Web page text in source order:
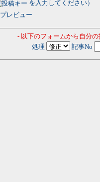
を入力してください）
プレビュー
- 以下のフォームから自分
処理
記事No